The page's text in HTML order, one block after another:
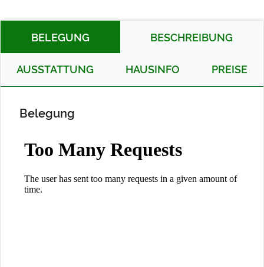
BELEGUNG BESCHREIBUNG
AUSSTATTUNG HAUSINFO PREISE
Belegung